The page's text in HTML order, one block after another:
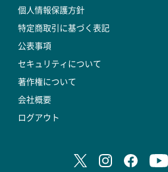
個人情報保護方針
特定商取引に基づく表記
公表事項
セキュリティについて
著作権について
会社概要
ログアウト